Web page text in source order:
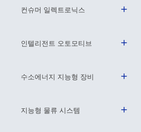
컨슈머 일렉트로닉스
인텔리전트 오토모티브
수소에너지 지능형 장비
지능형 물류 시스템